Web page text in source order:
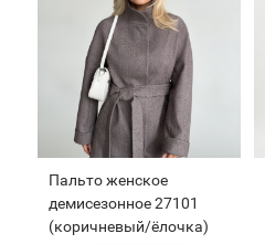
Пальто женское
демисезонное 27101
(коричневый/ёлочка)